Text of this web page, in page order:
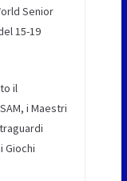
Senior
15-19
il
i Maestri
Giochi